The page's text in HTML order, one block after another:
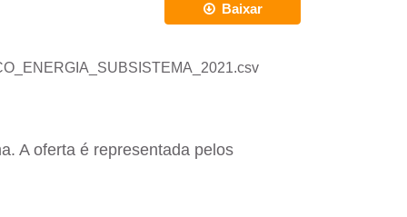
Baixar
A oferta é representada pelos